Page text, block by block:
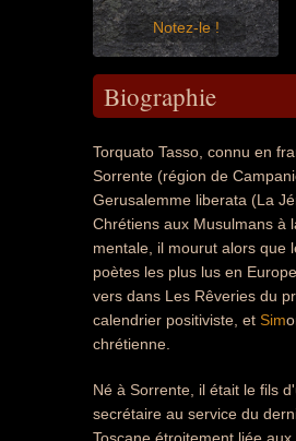
Notez-le !
Biographie
Torquato Tasso, connu en
Sorrente (région de
Gerusalemme liberata (La
Chrétiens aux Musulmans à
mentale, il mourut alors que
poètes les plus lus en
vers dans Les Rêveries du
calendrier positiviste, et Sim
chrétienne.
Né à Sorrente, il était le fils
secrétaire au service du